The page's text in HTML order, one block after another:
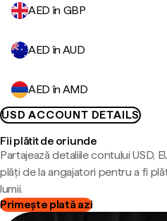
AED în GBP
AED în AUD
AED în AMD
USD ACCOUNT DETAILS
Fii plătit de oriunde
Partajează detaliile contului USD,
plăți de la angajatori pentru a fi
lumii.
Primește plată azi